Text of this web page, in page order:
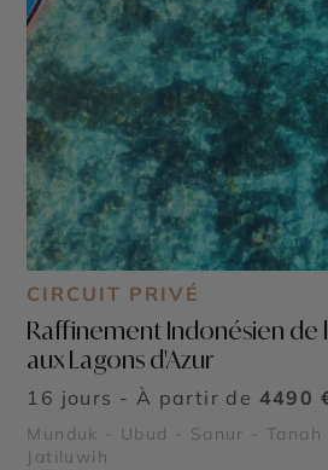
CIRCUIT PRIVÉ
Raffinement Indonésien de
aux Lagons d'Azur
16 jours - À partir de 4490
Munduk - Ubud - Sanur -
Jatiluwih